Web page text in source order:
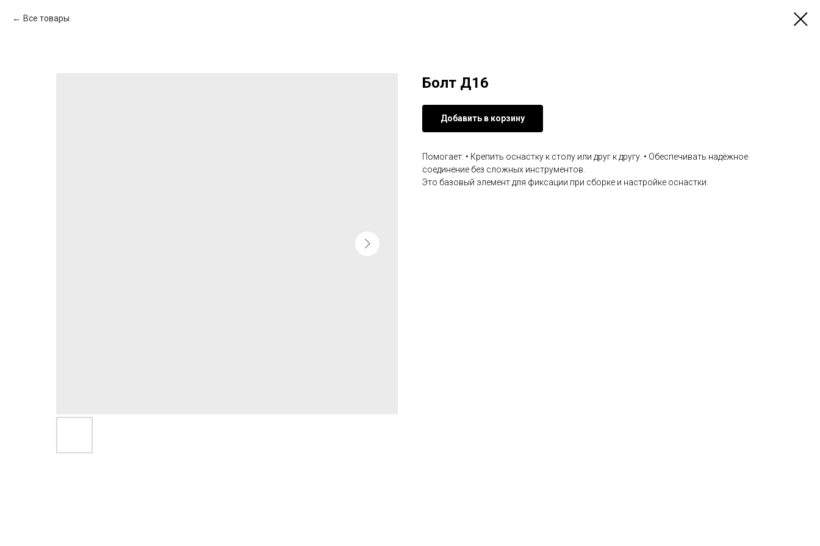
Все товары
Болт Д16
Добавить в корзину
Помогает: • Крепить оснастку к столу или друг к другу. • Обеспечивать надёжное
соединение без сложных инструментов.
Это базовый элемент для фиксации при сборке и настройке оснастки.